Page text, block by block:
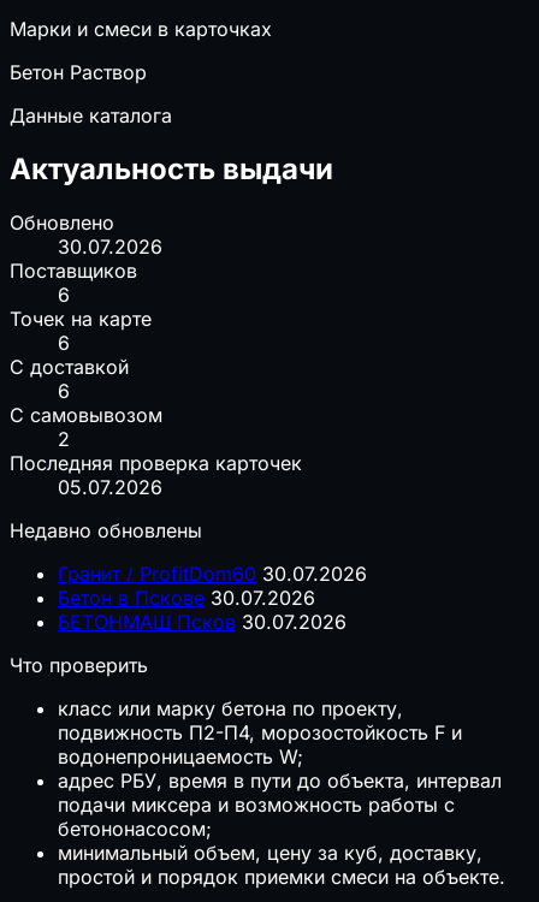
Марки и смеси в карточках
Бетон Раствор
Данные каталога
Актуальность выдачи
Обновлено
30.07.2026
Поставщиков
6
Точек на карте
6
С доставкой
6
С самовывозом
2
Последняя проверка карточек
05.07.2026
Недавно обновлены
Гранит / ProfitDom60 30.07.2026
Бетон в Пскове 30.07.2026
БЕТОНМАШ Псков 30.07.2026
Что проверить
класс или марку бетона по проекту,
подвижность П2-П4, морозостойкость F и
водонепроницаемость W;
адрес РБУ, время в пути до объекта, интервал
подачи миксера и возможность работы с
бетононасосом;
минимальный объем, цену за куб, доставку,
простой и порядок приемки смеси на объекте.